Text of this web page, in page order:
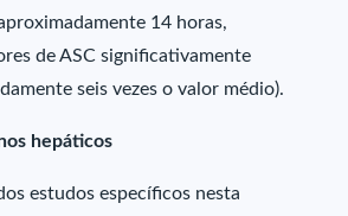
14 horas,
de ASC significativamente
seis vezes o valor médio).
hepáticos
estudos específicos nesta